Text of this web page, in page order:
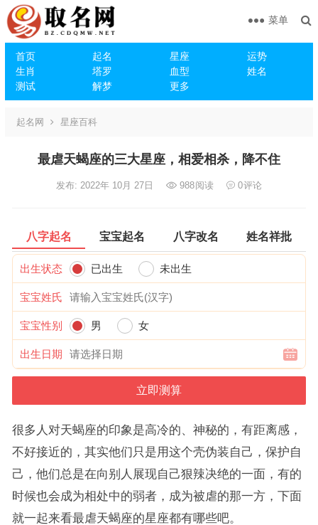
首页 起名 星座
运势
生肖
塔罗 血型
姓名
测试
解梦 更多
菜单
起名网 星座百科
最虐天蝎座的三大星座，相爱相杀，降不住
发布: 2022年 10月 27日 988阅读 0评论
八字起名 宝宝起名 八字改名 姓名祥批
出生状态 已出生 未出生
宝宝姓氏
宝宝性别 男 女
出生日期
很多人对天蝎座的印象是高冷的、神秘的，有距离感，
不好接近的，其实他们只是用这个壳伪装自己，保护自
己，他们总是在向别人展现自己狠辣决绝的一面，有的
时候也会成为相处中的弱者，成为被虐的那一方，下面
就一起来看最虐天蝎座的星座都有哪些吧。